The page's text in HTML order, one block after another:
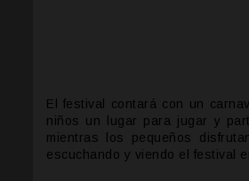
El festival contará con un
niños un lugar para jugar y
mientras los pequeños
escuchando y viendo el festival